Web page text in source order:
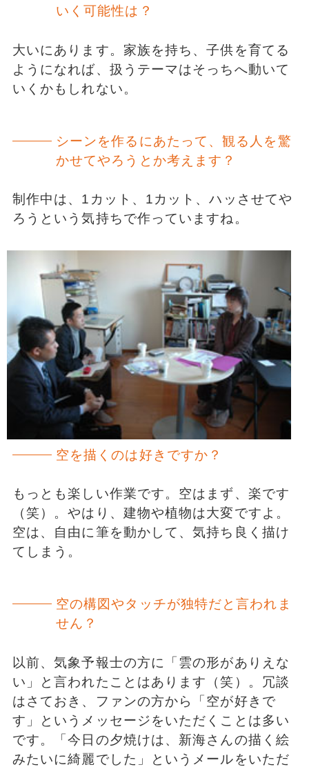
いく可能性は？
大いにあります。家族を持ち、子供を育てる
ようになれば、扱うテーマはそっちへ動いて
いくかもしれない。
シーンを作るにあたって、観る人を驚
かせてやろうとか考えます？
制作中は、1カット、1カット、ハッさせてや
ろうという気持ちで作っていますね。
空を描くのは好きですか？
もっとも楽しい作業です。空はまず、楽です
（笑）。やはり、建物や植物は大変ですよ。
空は、自由に筆を動かして、気持ち良く描け
てしまう。
空の構図やタッチが独特だと言われま
せん？
以前、気象予報士の方に「雲の形がありえな
い」と言われたことはあります（笑）。冗談
はさておき、ファンの方から「空が好きで
す」というメッセージをいただくことは多い
です。「今日の夕焼けは、新海さんの描く絵
みたいに綺麗でした」というメールをいただ